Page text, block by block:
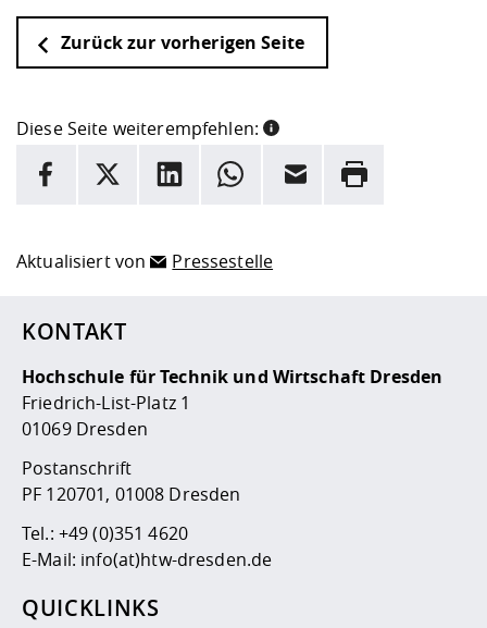
Zurück zur vorherigen Seite
Diese Seite weiterempfehlen:
INFORMATION
Facebook
X LinkedInWhatsappE-Mail Drucken
Aktualisiert von Pressestelle
KONTAKT
Hochschule für Technik und Wirtschaft Dresden
Friedrich-List-Platz 1
01069 Dresden
Postanschrift
PF 120701, 01008 Dresden
Tel.: +49 (0)351 4620
E-Mail: info(at)htw-dresden.de
QUICKLINKS